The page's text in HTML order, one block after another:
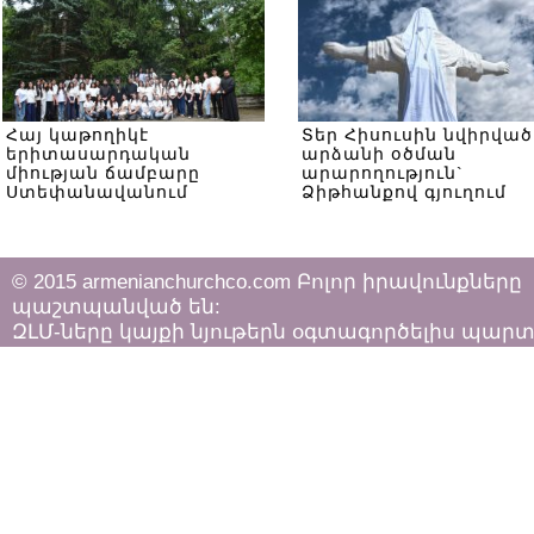
Հայ կաթողիկէ
երիտասարդական
միության ճամբարը
Ստեփանավանում
Տեր Հիսուսին նվիրված
արձանի օծման
արարողություն`
Ձիթհանքով գյուղում
© 2015 armenianchurchco.com Բոլոր իրավունքները
պաշտպանված են:
ԶԼՄ-ները կայքի նյութերն օգտագործելիս